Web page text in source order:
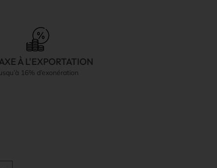
À L'EXPORTATION
16% d’exonération